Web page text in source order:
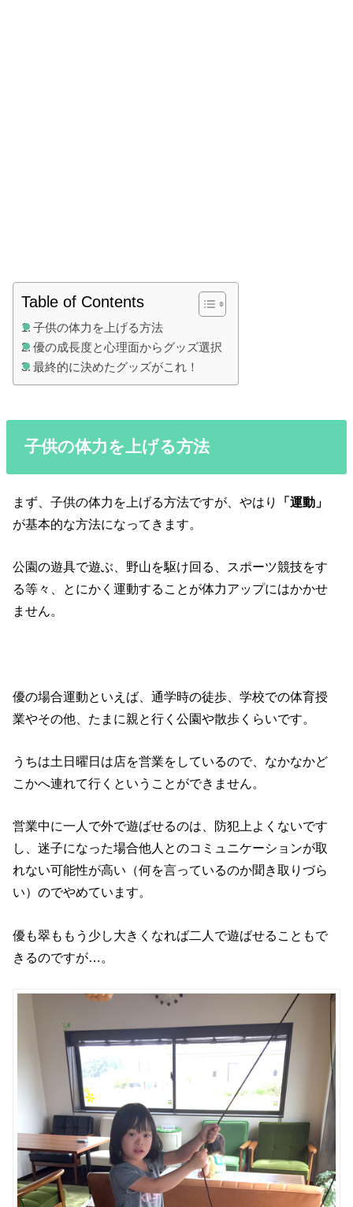
Table of Contents
子供の体力を上げる方法
優の成長度と心理面からグッズ選択
最終的に決めたグッズがこれ！
子供の体力を上げる方法
まず、子供の体力を上げる方法ですが、やはり
「運動」
が基本的な方法になってきます。
公園の遊具で遊ぶ、野山を駆け回る、スポーツ競技をす
る等々、とにかく運動することが体力アップにはかかせ
ません。
優の場合運動といえば、通学時の徒歩、学校での体育授
業やその他、たまに親と行く公園や散歩くらいです。
うちは土日曜日は店を営業をしているので、なかなかど
こかへ連れて行くということができません。
営業中に一人で外で遊ばせるのは、防犯上よくないです
し、迷子になった場合他人とのコミュニケーションが取
れない可能性が高い（何を言っているのか聞き取りづら
い）のでやめています。
優も翠ももう少し大きくなれば二人で遊ばせることもで
きるのですが…。